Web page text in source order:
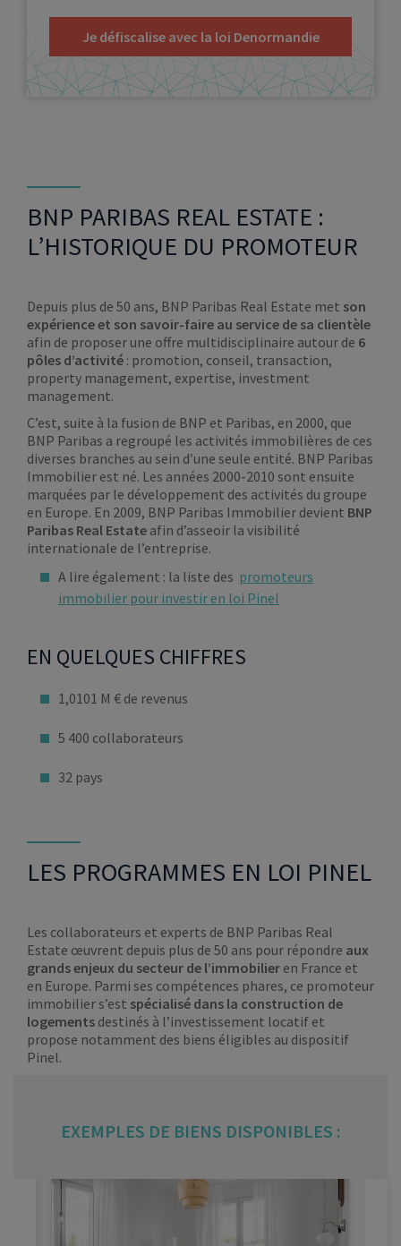
Je défiscalise avec la loi Denormandie
BNP PARIBAS REAL ESTATE :
L’HISTORIQUE DU PROMOTEUR
Depuis plus de 50 ans, BNP Paribas Real Estate met son
expérience et son savoir-faire au service de sa clientèle
afin de proposer une offre multidisciplinaire autour de 6
pôles d’activité : promotion, conseil, transaction,
property management, expertise, investment
management.
C’est, suite à la fusion de BNP et Paribas, en 2000, que
BNP Paribas a regroupé les activités immobilières de ces
diverses branches au sein d’une seule entité. BNP Paribas
Immobilier est né. Les années 2000-2010 sont ensuite
marquées par le développement des activités du groupe
en Europe. En 2009, BNP Paribas Immobilier devient BNP
Paribas Real Estate afin d’asseoir la visibilité
internationale de l’entreprise.
A lire également : la liste des promoteurs
immobilier pour investir en loi Pinel
EN QUELQUES CHIFFRES
1,0101 M € de revenus
5 400 collaborateurs
32 pays
LES PROGRAMMES EN LOI PINEL
Les collaborateurs et experts de BNP Paribas Real
Estate œuvrent depuis plus de 50 ans pour répondre aux
grands enjeux du secteur de l’immobilier en France et
en Europe. Parmi ses compétences phares, ce promoteur
immobilier s’est spécialisé dans la construction de
logements destinés à l’investissement locatif et
propose notamment des biens éligibles au dispositif
Pinel.
EXEMPLES DE BIENS DISPONIBLES :